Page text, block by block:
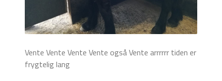
Vente Vente Vente Vente også Vente arrrrrr tiden er
frygtelig lang